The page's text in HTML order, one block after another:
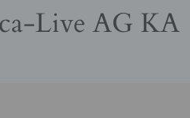
Live AG KA